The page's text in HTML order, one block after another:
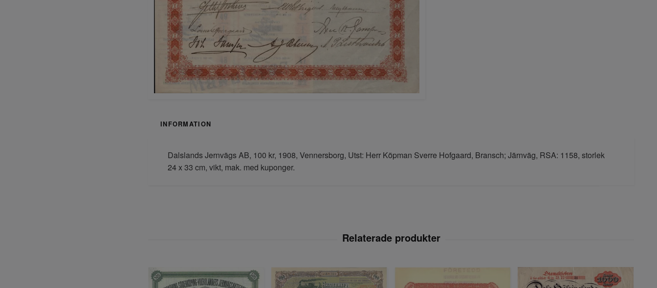
INFORMATION
Dalslands Jernvägs AB, 100 kr, 1908, Vennersborg, Utst: Herr Köpman Sverre Hofgaard, Bransch; Järnväg, RSA: 1158, storlek
24 x 33 cm, vikt, mak. med kuponger.